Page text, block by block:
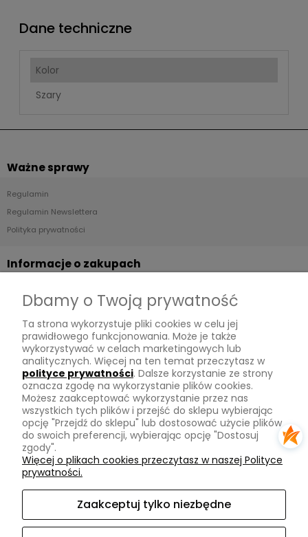
Dane techniczne
Kolor
Szary
Ważne sprawy
Regulamin
Regulamin Newslettera
Polityka prywatności
Informacje o zakupach
Płatności
Zwroty
Tu mnie znajdziesz
Kontakt
O mnie
Instagram
Na skróty
Promocje
Dbamy o Twoją prywatność
Ta strona wykorzystuje pliki cookies w celu jej
prawidłowego funkcjonowania. Może je także
wykorzystywać w celach marketingowych lub
analitycznych. Więcej na ten temat przeczytasz w
polityce prywatności. Dalsze korzystanie ze strony
oznacza zgodę na wykorzystanie plików cookies.
Możesz zaakceptować wykorzystanie przez nas
wszystkich tych plików i przejść do sklepu wybierając
opcję "Przejdź do sklepu" lub dostosować użycie plików
do swoich preferencji, wybierając opcję "Dostosuj
zgody".
Więcej o plikach cookies przeczytasz w naszej Polityce
prywatności.
Zaakceptuj tylko niezbędne